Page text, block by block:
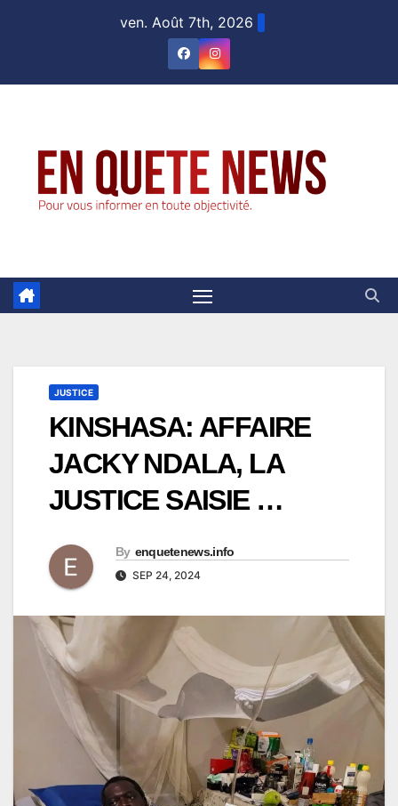
ven. Août 7th, 2026
JUSTICE
KINSHASA: AFFAIRE
JACKY NDALA, LA
JUSTICE SAISIE …
By enquetenews.info
SEP 24, 2024